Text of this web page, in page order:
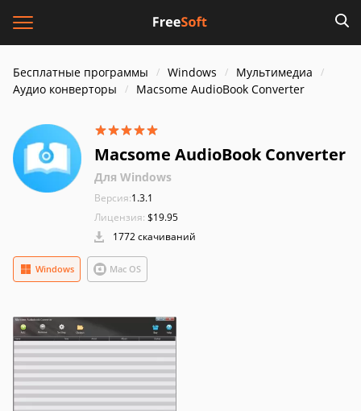
Бесплатные программы Windows
Мультимедиа
Аудио конверторы
Macsome AudioBook Converter
Macsome AudioBook Converter
Для Windows
Версия:1.3.1
Лицензия: $19.95
1772 скачиваний
Mac OS
Windows